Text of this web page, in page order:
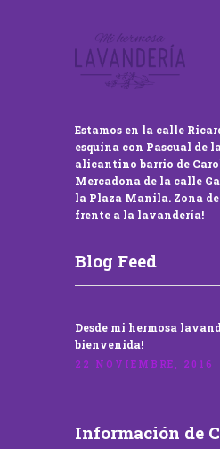
Estamos en la calle
esquina con Pascual de
alicantino barrio de
Mercadona de la calle
la Plaza Manila. Zona
frente a la lavandería!
Blog Feed
Desde mi hermosa
bienvenida!
22 NOVIEMBRE, 2016
Información de